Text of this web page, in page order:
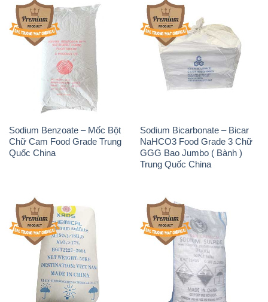
Sodium Benzoate – Mốc Bột
Chữ Cam Food Grade Trung
Quốc China
Sodium Bicarbonate – Bicar
NaHCO3 Food Grade 3 Chữ
GGG Bao Jumbo ( Bành )
Trung Quốc China